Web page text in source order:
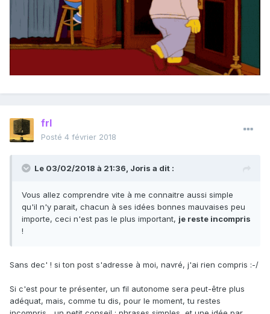
frl
Posté 4 février 2018
Le 03/02/2018 à 21:36, Joris a dit :
Vous allez comprendre vite à me connaitre aussi simple
qu'il n'y parait, chacun à ses idées bonnes mauvaises peu
importe, ceci n'est pas le plus important, je reste incompris
!
Sans dec' ! si ton post s'adresse à moi, navré, j'ai rien compris :-/
Si c'est pour te présenter, un fil autonome sera peut-être plus
adéquat, mais, comme tu dis, pour le moment, tu restes